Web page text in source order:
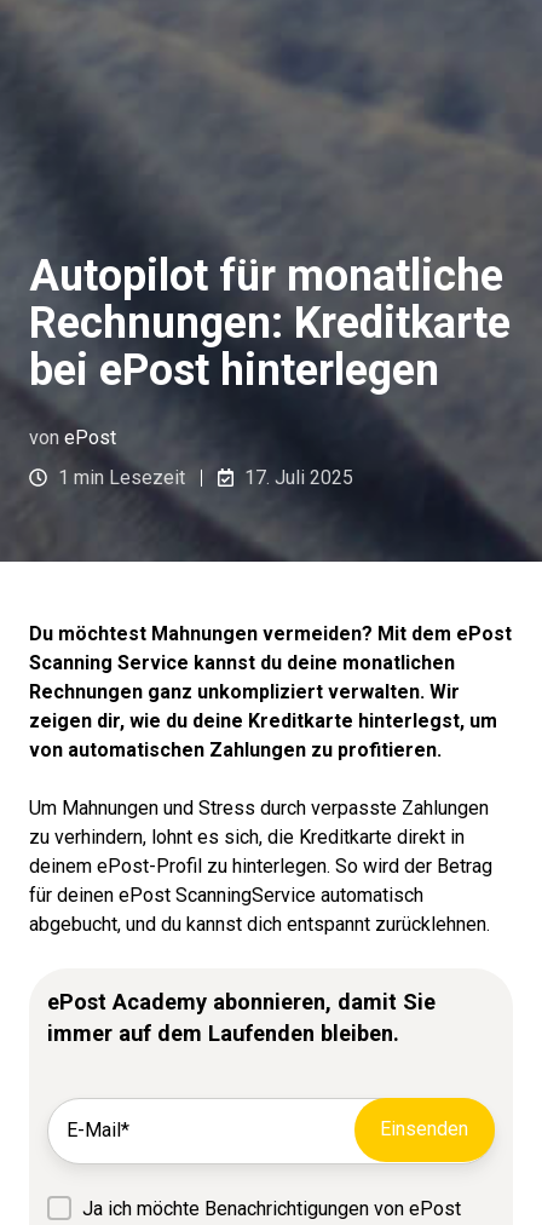
Autopilot für monatliche
Rechnungen: Kreditkarte
bei ePost hinterlegen
von ePost
1 min Lesezeit
17. Juli 2025
Du möchtest Mahnungen vermeiden? Mit dem ePost
Scanning Service kannst du deine monatlichen
Rechnungen ganz unkompliziert verwalten. Wir
zeigen dir, wie du deine Kreditkarte hinterlegst, um
von automatischen Zahlungen zu profitieren.
Um Mahnungen und Stress durch verpasste Zahlungen
zu verhindern, lohnt es sich, die Kreditkarte direkt in
deinem ePost-Profil zu hinterlegen. So wird der Betrag
für deinen ePost ScanningService automatisch
abgebucht, und du kannst dich entspannt zurücklehnen.
ePost Academy abonnieren, damit Sie
immer auf dem Laufenden bleiben.
Ja ich möchte Benachrichtigungen von ePost